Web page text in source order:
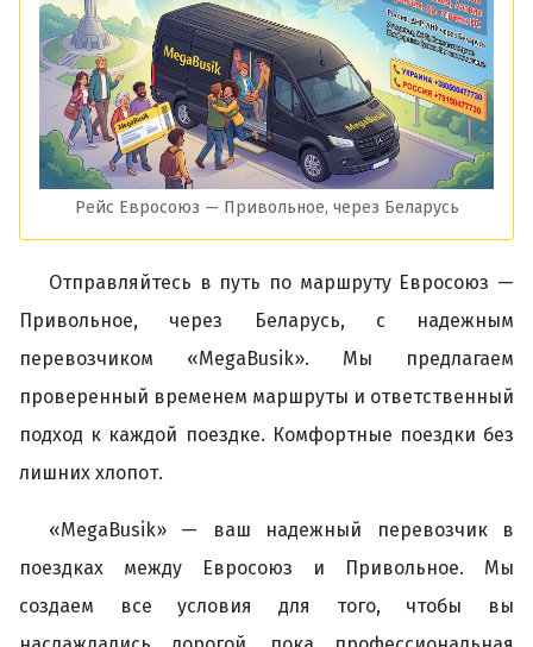
Рейс Евросоюз — Привольное, через Беларусь
Отправляйтесь в путь по маршруту Евросоюз —
Привольное, через Беларусь, с надежным
перевозчиком «MegaBusik». Мы предлагаем
проверенный временем маршруты и ответственный
подход к каждой поездке. Комфортные поездки без
лишних хлопот.
«MegaBusik» — ваш надежный перевозчик в
поездках между Евросоюз и Привольное. Мы
создаем все условия для того, чтобы вы